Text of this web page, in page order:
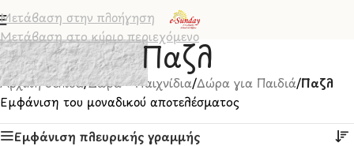
Μετάβαση στην πλοήγηση
Μετάβαση στο κύριο περιεχόμενο
Παζλ
Αρχική σελίδα/Δώρα - Παιχνίδια/Δώρα για Παιδιά/Παζλ
Εμφάνιση του μοναδικού αποτελέσματος
Εμφάνιση πλευρικής γραμμής